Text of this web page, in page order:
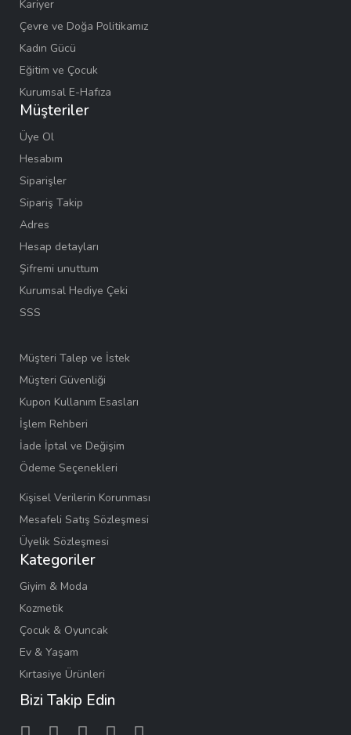
Kariyer
Çevre ve Doğa Politikamız
Kadın Gücü
Eğitim ve Çocuk
Kurumsal E-Hafıza
Müşteriler
Üye Ol
Hesabım
Siparişler
Sipariş Takip
Adres
Hesap detayları
Şifremi unuttum
Kurumsal Hediye Çeki
SSS
Müşteri Talep ve İstek
Müşteri Güvenliği
Kupon Kullanım Esasları
İşlem Rehberi
İade İptal ve Değişim
Ödeme Seçenekleri
Kişisel Verilerin Korunması
Mesafeli Satış Sözleşmesi
Üyelik Sözleşmesi
Kategoriler
Giyim & Moda
Kozmetik
Çocuk & Oyuncak
Ev & Yaşam
Kırtasiye Ürünleri
Bizi Takip Edin